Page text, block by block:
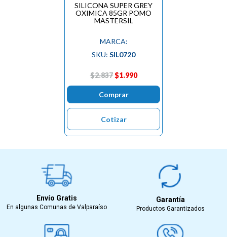
SILICONA SUPER GREY
OXIMICA 85GR POMO
MASTERSIL
MARCA:
SKU: SIL0720
$2.837 $1.990
Comprar
Cotizar
Envío Gratis
En algunas Comunas de Valparaíso
Garantía
Productos Garantizados